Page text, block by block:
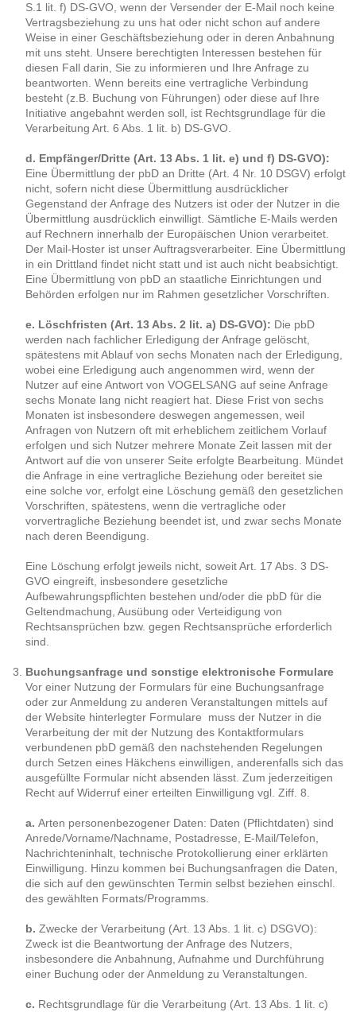
S.1 lit. f) DS-GVO, wenn der Versender der E-Mail noch keine
Vertragsbeziehung zu uns hat oder nicht schon auf andere
Weise in einer Geschäftsbeziehung oder in deren Anbahnung
mit uns steht. Unsere berechtigten Interessen bestehen für
diesen Fall darin, Sie zu informieren und Ihre Anfrage zu
beantworten. Wenn bereits eine vertragliche Verbindung
besteht (z.B. Buchung von Führungen) oder diese auf Ihre
Initiative angebahnt werden soll, ist Rechtsgrundlage für die
Verarbeitung Art. 6 Abs. 1 lit. b) DS-GVO.
d. Empfänger/Dritte (Art. 13 Abs. 1 lit. e) und f) DS-GVO):
Eine Übermittlung der pbD an Dritte (Art. 4 Nr. 10 DSGV) erfolgt
nicht, sofern nicht diese Übermittlung ausdrücklicher
Gegenstand der Anfrage des Nutzers ist oder der Nutzer in die
Übermittlung ausdrücklich einwilligt. Sämtliche E-Mails werden
auf Rechnern innerhalb der Europäischen Union verarbeitet.
Der Mail-Hoster ist unser Auftragsverarbeiter. Eine Übermittlung
in ein Drittland findet nicht statt und ist auch nicht beabsichtigt.
Eine Übermittlung von pbD an staatliche Einrichtungen und
Behörden erfolgen nur im Rahmen gesetzlicher Vorschriften.
e. Löschfristen (Art. 13 Abs. 2 lit. a) DS-GVO): Die pbD
werden nach fachlicher Erledigung der Anfrage gelöscht,
spätestens mit Ablauf von sechs Monaten nach der Erledigung,
wobei eine Erledigung auch angenommen wird, wenn der
Nutzer auf eine Antwort von VOGELSANG auf seine Anfrage
sechs Monate lang nicht reagiert hat. Diese Frist von sechs
Monaten ist insbesondere deswegen angemessen, weil
Anfragen von Nutzern oft mit erheblichem zeitlichem Vorlauf
erfolgen und sich Nutzer mehrere Monate Zeit lassen mit der
Antwort auf die von unserer Seite erfolgte Bearbeitung. Mündet
die Anfrage in eine vertragliche Beziehung oder bereitet sie
eine solche vor, erfolgt eine Löschung gemäß den gesetzlichen
Vorschriften, spätestens, wenn die vertragliche oder
vorvertragliche Beziehung beendet ist, und zwar sechs Monate
nach deren Beendigung.
Eine Löschung erfolgt jeweils nicht, soweit Art. 17 Abs. 3 DS-
GVO eingreift, insbesondere gesetzliche
Aufbewahrungspflichten bestehen und/oder die pbD für die
Geltendmachung, Ausübung oder Verteidigung von
Rechtsansprüchen bzw. gegen Rechtsansprüche erforderlich
sind.
Buchungsanfrage und sonstige elektronische Formulare
Vor einer Nutzung der Formulars für eine Buchungsanfrage
oder zur Anmeldung zu anderen Veranstaltungen mittels auf
der Website hinterlegter Formulare muss der Nutzer in die
Verarbeitung der mit der Nutzung des Kontaktformulars
verbundenen pbD gemäß den nachstehenden Regelungen
durch Setzen eines Häkchens einwilligen, anderenfalls sich das
ausgefüllte Formular nicht absenden lässt. Zum jederzeitigen
Recht auf Widerruf einer erteilten Einwilligung vgl. Ziff. 8.
a. Arten personenbezogener Daten: Daten (Pflichtdaten) sind
Anrede/Vorname/Nachname, Postadresse, E-Mail/Telefon,
Nachrichteninhalt, technische Protokollierung einer erklärten
Einwilligung. Hinzu kommen bei Buchungsanfragen die Daten,
die sich auf den gewünschten Termin selbst beziehen einschl.
des gewählten Formats/Programms.
b. Zwecke der Verarbeitung (Art. 13 Abs. 1 lit. c) DSGVO):
Zweck ist die Beantwortung der Anfrage des Nutzers,
insbesondere die Anbahnung, Aufnahme und Durchführung
einer Buchung oder der Anmeldung zu Veranstaltungen.
c. Rechtsgrundlage für die Verarbeitung (Art. 13 Abs. 1 lit. c)